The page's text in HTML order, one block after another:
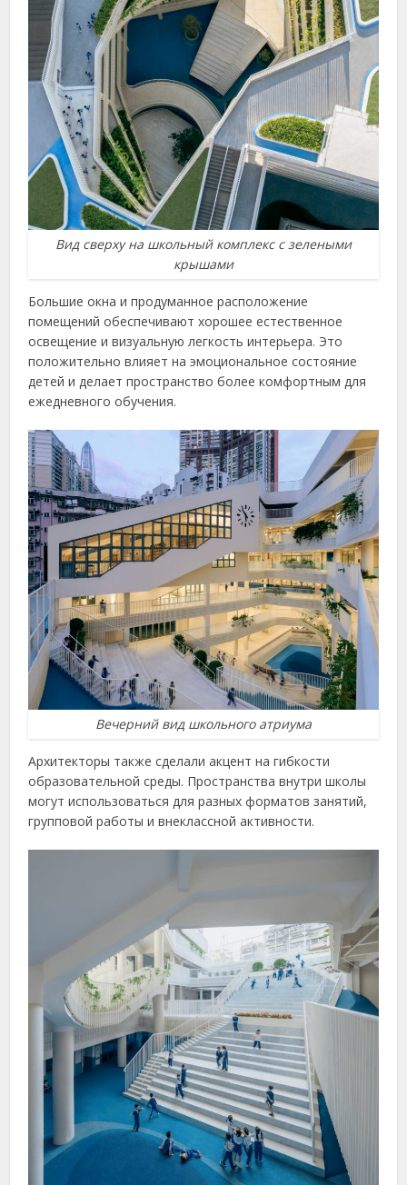
Вид сверху на школьный комплекс с зелеными
крышами
Большие окна и продуманное расположение
помещений обеспечивают хорошее естественное
освещение и визуальную легкость интерьера. Это
положительно влияет на эмоциональное состояние
детей и делает пространство более комфортным для
ежедневного обучения.
Вечерний вид школьного атриума
Архитекторы также сделали акцент на гибкости
образовательной среды. Пространства внутри школы
могут использоваться для разных форматов занятий,
групповой работы и внеклассной активности.